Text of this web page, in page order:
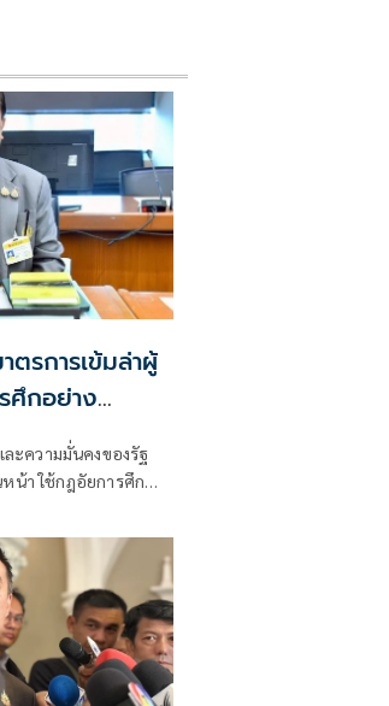
รการเข้มล่าผู้
ศึกอย่าง
ะความมั่นคงของรัฐ
น้า ใช้กฎอัยการศึก